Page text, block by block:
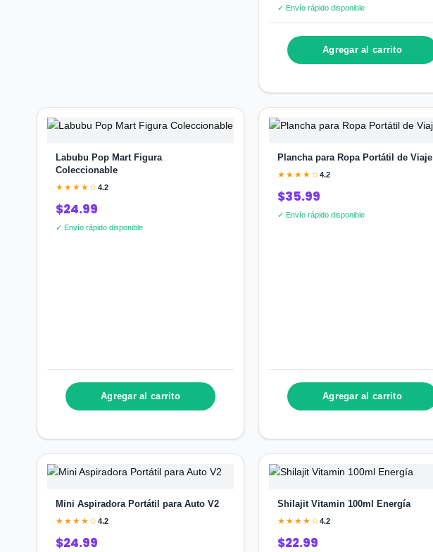
✓ Envío rápido disponible
Agregar al carrito
Labubu Pop Mart Figura
Coleccionable
★★★★☆4.2
$24.99
✓ Envío rápido disponible
Agregar al carrito
Plancha para Ropa Portátil de Viaje
★★★★☆4.2
$35.99
✓ Envío rápido disponible
Agregar al carrito
Mini Aspiradora Portátil para Auto V2
★★★★☆4.2
$24.99
Shilajit Vitamin 100ml Energía
★★★★☆4.2
$22.99